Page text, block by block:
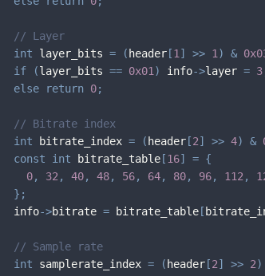
// Layer
int layer_bits = ( header [1 ] >> 1 ) &
if
(layer_bits == 0x01 ) info->layer = 3
else
return 0;
// Bitrate index
int bitrate_index = ( header [2] >> 4) &
const
int bitrate_table [16] = {
0, 32 , 40, 48, 56, 64, 80, 96, 112 ,
} ;
  info
->bitrate = bitrate_table [
// Sample rate
int samplerate_index = ( header [2] >> 2)